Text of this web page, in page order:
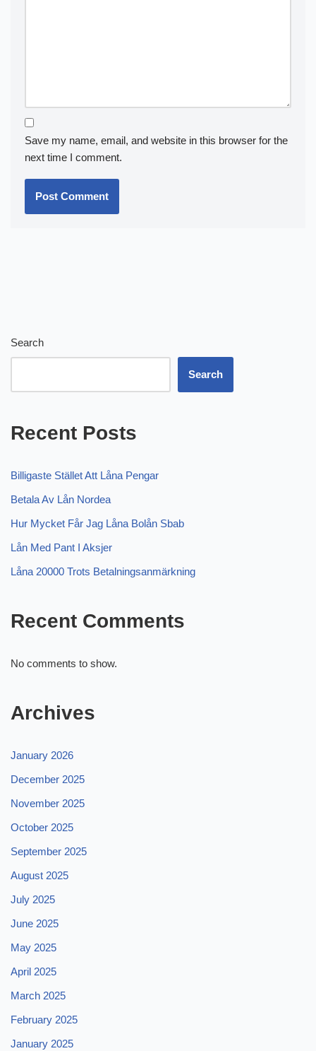
Save my name, email, and website in this browser for the
next time I comment.
Search
Search
Recent Posts
Billigaste Stället Att Låna Pengar
Betala Av Lån Nordea
Hur Mycket Får Jag Låna Bolån Sbab
Lån Med Pant I Aksjer
Låna 20000 Trots Betalningsanmärkning
Recent Comments
No comments to show.
Archives
January 2026
December 2025
November 2025
October 2025
September 2025
August 2025
July 2025
June 2025
May 2025
April 2025
March 2025
February 2025
January 2025